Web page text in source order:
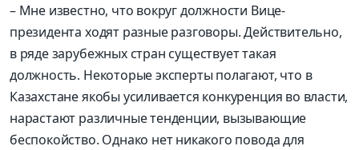
– Мне известно, что вокруг должности Вице-
президента ходят разные разговоры. Действительно,
в ряде зарубежных стран существует такая
должность. Некоторые эксперты полагают, что в
Казахстане якобы усиливается конкуренция во власти,
нарастают различные тенденции, вызывающие
беспокойство. Однако нет никакого повода для